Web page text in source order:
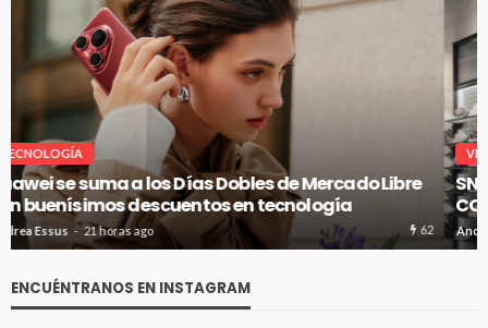
VITRINA
SNOBBY INAUGURA SU PRIMER FLAGSHIP EN CENCO
COSTANERA
Andrea Essus 21 horas ago 60
ENCUÉNTRANOS EN INSTAGRAM